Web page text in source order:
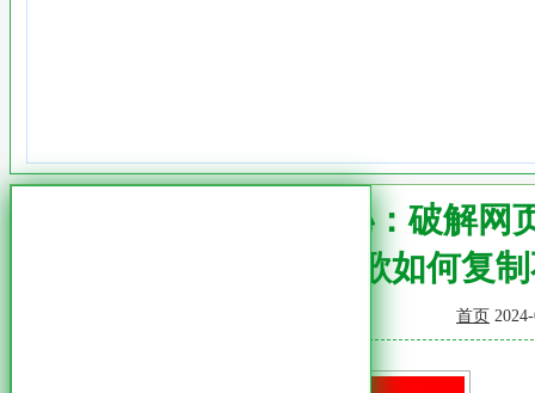
谷歌揭秘：破解
谷歌如何复
首页